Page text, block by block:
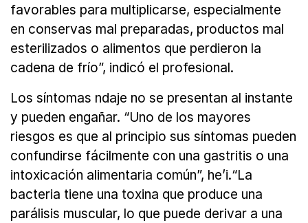
favorables para multiplicarse, especialmente
en conservas mal preparadas, productos mal
esterilizados o alimentos que perdieron la
cadena de frío”, indicó el profesional.
Los síntomas ndaje no se presentan al instante
y pueden engañar. “Uno de los mayores
riesgos es que al principio sus síntomas pueden
confundirse fácilmente con una gastritis o una
intoxicación alimentaria común”, he’i.“La
bacteria tiene una toxina que produce una
parálisis muscular, lo que puede derivar a una